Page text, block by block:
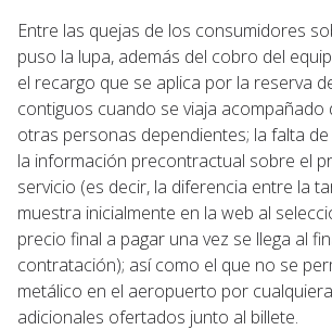
Entre las quejas de los consumidores
puso la lupa, además del cobro del
el recargo que se aplica por la reserva
contiguos cuando se viaja acompañado
otras personas dependientes; la falta
la información precontractual sobre el
servicio (es decir, la diferencia entre la
muestra inicialmente en la web al
precio final a pagar una vez se llega al
contratación); así como el que no se
metálico en el aeropuerto por
adicionales ofertados junto al billete.